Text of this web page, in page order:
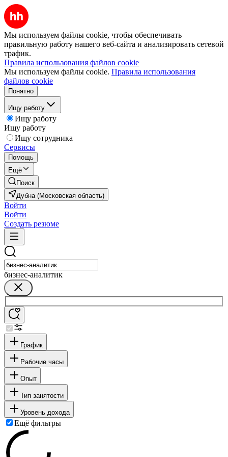
Мы используем файлы cookie, чтобы обеспечивать
правильную работу нашего веб-сайта и анализировать сетевой
трафик.
Правила использования файлов cookie
Мы используем файлы cookie. Правила использования
файлов cookie
Понятно
Ищу работу
Ищу работу
Ищу работу
Ищу сотрудника
Сервисы
Помощь
Ещё
Поиск
Дубна (Московская область)
Войти
Войти
Создать резюме
бизнес-аналитик
График
Рабочие часы
Опыт
Тип занятости
Уровень дохода
Ещё фильтры